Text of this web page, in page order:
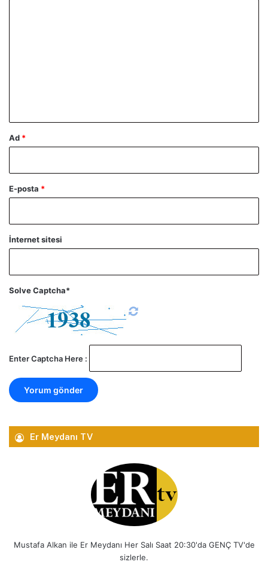
Ad *
E-posta *
İnternet sitesi
Solve Captcha*
Enter Captcha Here :
Er Meydanı TV
Mustafa Alkan ile Er Meydanı Her Salı Saat 20:30'da GENÇ TV'de
sizlerle.